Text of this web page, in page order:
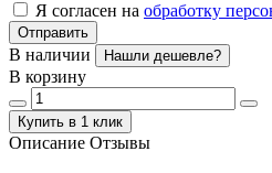
Я согласен на обработку
Отправить
В наличии Нашли дешевле?
В корзину
Купить в 1 клик
Описание Отзывы